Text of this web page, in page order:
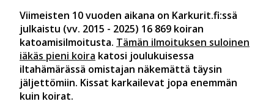
Viimeisten 10 vuoden aikana on Karkurit.fi:ssä
julkaistu (vv. 2015 - 2025) 16 869 koiran
katoamisilmoitusta. Tämän ilmoituksen suloinen
iäkäs pieni koira katosi joulukuisessa
iltahämärässä omistajan näkemättä täysin
jäljettömiin. Kissat karkailevat jopa enemmän
kuin koirat.